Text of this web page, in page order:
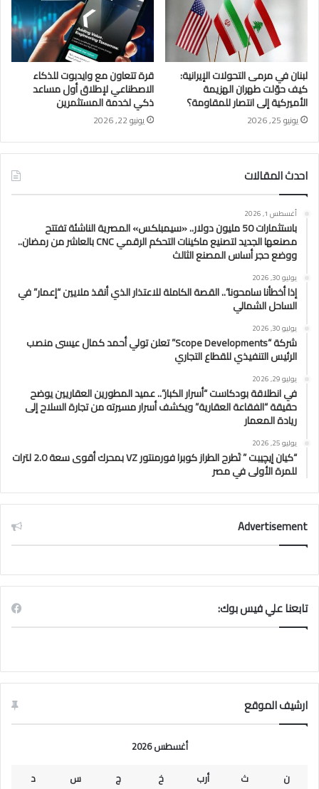
لبنان في مرمى التحولات الإيرانية:
كيف حوّلت طهران الهزيمة
الأميركية إلى انتصار للمقاومة؟
يونيو 25, 2026
قرة تتعاون مع وايدبوت للذكاء
الاصطناعي لإطلاق أول مساعد
ذكي لخدمة المستثمرين
يونيو 22, 2026
احدث المقالات
أغسطس 1, 2026
باستثمارات 50 مليون دولار.. «سيمبلكس» المصرية الناشئة تفتتح
مصنعها الجديد لتصنيع ماكينات التحكم الرقمي CNC بالعاشر من رمضان..
ووضع حجر أساس المصنع الثالث
يوليو 30, 2026
إذا أخطأنا سامحونا”.. القصة الكاملة للاعتذار الذي أنقذ ملايين “إعمار” في
الساحل الشمالي
يوليو 30, 2026
شركة “Scope Developments” تعلن تولي أحمد كمال عيسى منصب
الرئيس التنفيذي للقطاع التجاري
يوليو 29, 2026
في انطلاقة بودكاست “أسرار الكبار”.. عميد المطورين العقاريين يوضح
حقيقة “الفقاعة العقارية” ويكشف أسرار مسيرته من تجارة السلاح إلى
ريادة المعمار
يوليو 25, 2026
“كيان إيچيبت ” تَطرح الطراز كوبرا فورمنتور VZ بمحرك أقوى سعة 2.0 لترات
للمرة الأولى في مصر
Advertisement
تابعنا علي فيس بوك:
ارشيف الموقع
أغسطس 2026
ن
ث أرب خ ج س
د